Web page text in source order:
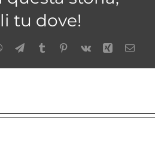
tu dove!
WhatsApp
TelegramTumblr Pinterest
Vk Xing